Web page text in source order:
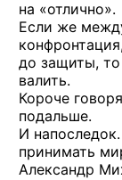
на «отлично».
Если же
до защиты,
валить.
Короче
подальше.
И
принимать
Александр